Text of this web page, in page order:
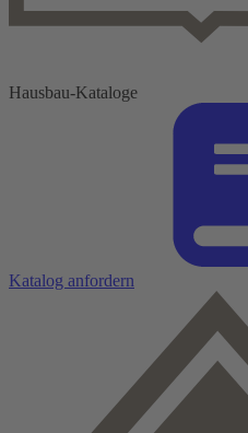
Hausbau-Kataloge
Katalog anfordern